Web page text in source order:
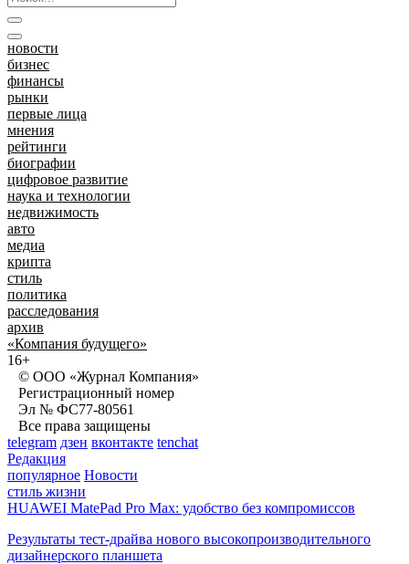
новости
бизнес
финансы
рынки
первые лица
мнения
рейтинги
биографии
цифровое развитие
наука и технологии
недвижимость
авто
медиа
крипта
стиль
политика
расследования
архив
«Компания будущего»
16+
© ООО «Журнал Компания»
Регистрационный номер
Эл № ФС77-80561
Все права защищены
telegram дзен вконтакте tenchat
Редакция
популярное Новости
стиль жизни
HUAWEI MatePad Pro Max: удобство без компромиссов
Результаты тест-драйва нового высокопроизводительного
дизайнерского планшета